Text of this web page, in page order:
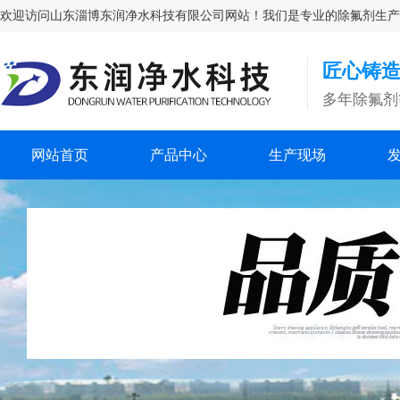
欢迎访问山东淄博东润净水科技有限公司网站！我们是专业的除氟剂生
匠心铸
多年除氟
网站首页 产品中心 生产现场